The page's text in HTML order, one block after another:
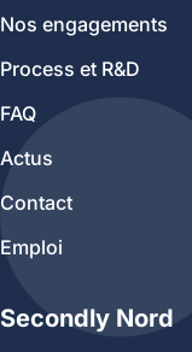
Nos engagements
Process et R&D
FAQ
Actus
Contact
Emploi
Secondly Nord